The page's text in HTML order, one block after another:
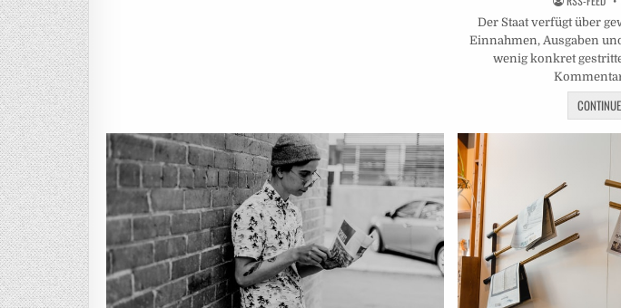
Der Staat verfügt über
Einnahmen, Ausgaben
wenig konkret